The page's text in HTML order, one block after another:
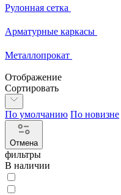
Рулонная сетка
Арматурные каркасы
Металлопрокат
Отображение
Сортировать
По умолчанию По новизне
Отмена
фильтры
В наличии